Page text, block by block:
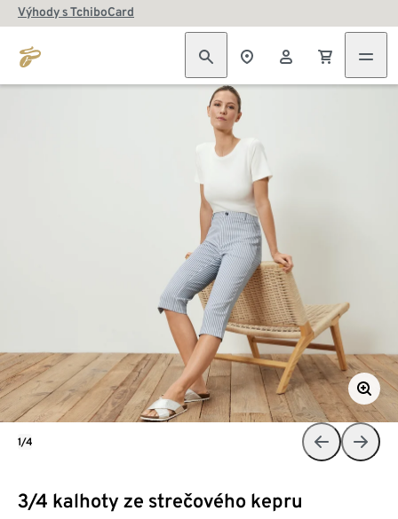
Výhody s TchiboCard
3/4 kalhoty ze strečového kepru
1/4